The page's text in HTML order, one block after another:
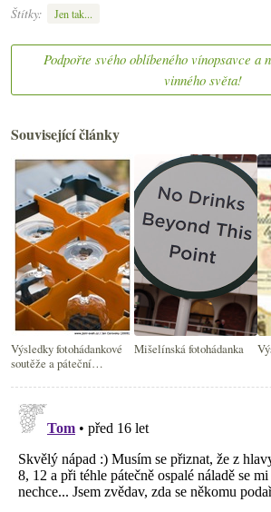
Štítky:
Jen tak...
Podpořte svého oblíbeného vínopsavce a
vinného světa!
Související články
Výsledky fotohádankové
soutěže a páteční
Mišelínská fotohádanka